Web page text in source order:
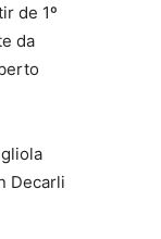
de 1º
da